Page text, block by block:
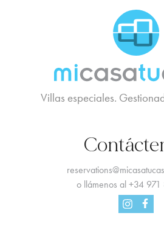
Villas especiales.
o llámenos al+34 971
InstagramFacebook